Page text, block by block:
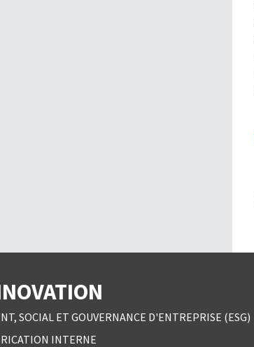
SOCIAL ET GOUVERNANCE D'ENTREPRISE (ESG)
INTERNE